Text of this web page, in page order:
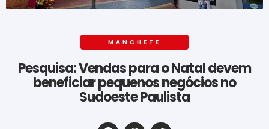
MANCHETE
Pesquisa: Vendas para o Natal devem
beneficiar pequenos negócios no
Sudoeste Paulista